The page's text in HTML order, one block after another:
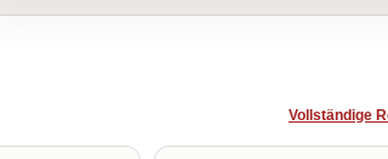
Vollständige